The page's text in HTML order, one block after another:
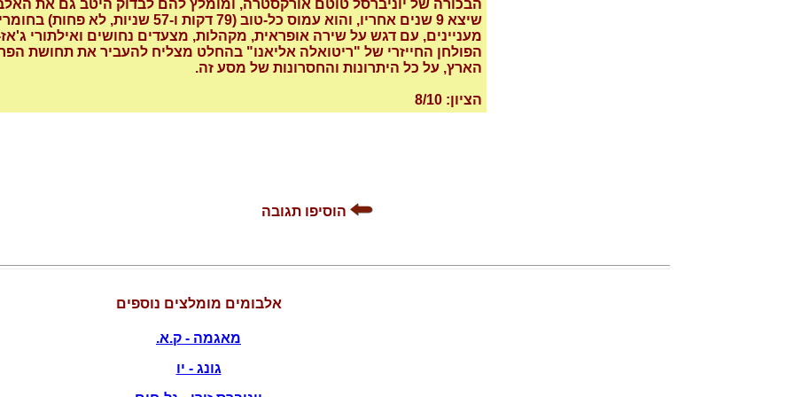
הבכורה של יוניברסל טוטם אורקסטרה, ומומלץ להם לבדוק היטב גם את
שיצא 9 שנים אחריו, והוא עמוס כל-טוב (79 דקות ו-57
מעניינים, עם דגש על שירה אופראית, מקהלות, מצעדים נחושים ואילתורי
הפולחן החייזרי של "ריטואלה אליאנו" בהחלט מצליח להעביר את תחושת
הארץ, על כל היתרונות והחסרונות של מסע זה.
הציון: 8/10
הוסיפו תגובה
אלבומים מומלצים נוספים
מאגמה - ק.א.
גונג - יו